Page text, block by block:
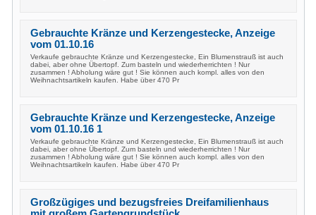
Gebrauchte Kränze und Kerzengestecke, Anzeige
vom 01.10.16
Verkaufe gebrauchte Kränze und Kerzengestecke, Ein Blumenstrauß ist auch
dabei, aber ohne Übertopf. Zum basteln und wiederherrichten ! Nur
zusammen ! Abholung wäre gut ! Sie können auch kompl. alles von den
Weihnachtsartikeln kaufen. Habe über 470 Pr
Gebrauchte Kränze und Kerzengestecke, Anzeige
vom 01.10.16 1
Verkaufe gebrauchte Kränze und Kerzengestecke, Ein Blumenstrauß ist auch
dabei, aber ohne Übertopf. Zum basteln und wiederherrichten ! Nur
zusammen ! Abholung wäre gut ! Sie können auch kompl. alles von den
Weihnachtsartikeln kaufen. Habe über 470 Pr
Großzügiges und bezugsfreies Dreifamilienhaus